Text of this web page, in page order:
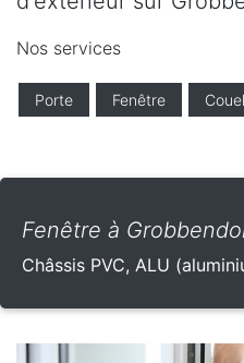
Nos services
Porte Fenêtre
Fenêtre à
Châssis PVC, ALU